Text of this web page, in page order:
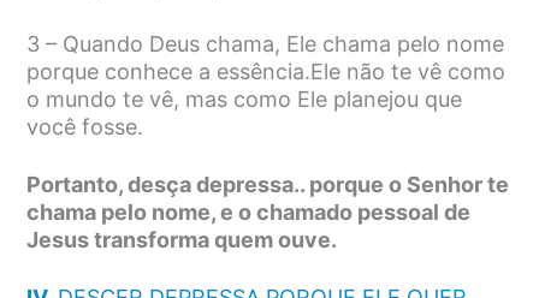
3 – Quando Deus chama, Ele chama pelo nome
porque conhece a essência.Ele não te vê como
o mundo te vê, mas como Ele planejou que
você fosse.
Portanto, desça depressa.. porque o Senhor te
chama pelo nome, e o chamado pessoal de
Jesus transforma quem ouve.